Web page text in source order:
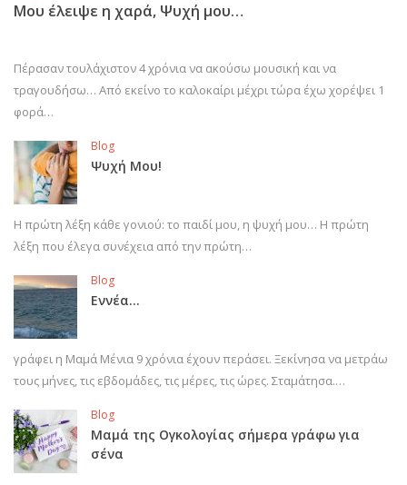
Μου έλειψε η χαρά, Ψυχή μου…
Πέρασαν τουλάχιστον 4 χρόνια να ακούσω μουσική και να
τραγουδήσω… Από εκείνο το καλοκαίρι μέχρι τώρα έχω χορέψει 1
φορά…
Blog
Ψυχή Μου!
Η πρώτη λέξη κάθε γονιού: το παιδί μου, η ψυχή μου… Η πρώτη
λέξη που έλεγα συνέχεια από την πρώτη…
Blog
Εννέα…
γράφει η Μαμά Μένια 9 χρόνια έχουν περάσει. Ξεκίνησα να μετράω
τους μήνες, τις εβδομάδες, τις μέρες, τις ώρες. Σταμάτησα.…
Blog
Μαμά της Ογκολογίας σήμερα γράφω για
σένα